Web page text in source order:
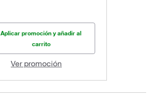
Aplicar promoción y añadir al
carrito
Ver promoción